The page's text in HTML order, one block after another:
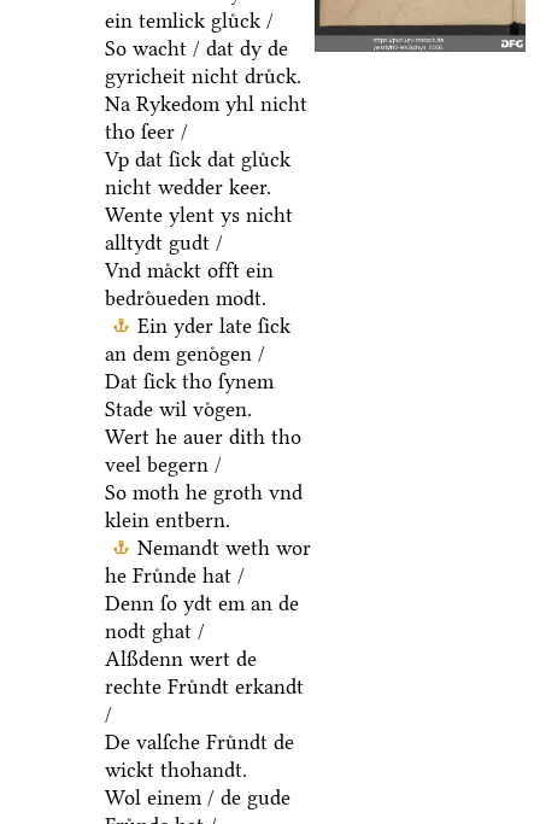
ein temlick gluͤck /
So wacht / dat dy de
gyricheit nicht druͤck.
Na Rykedom yhl nicht
tho ſeer /
Vp dat ſick dat gluͤck
nicht wedder keer.
Wente ylent ys nicht
alltydt gudt /
Vnd maͤckt offt ein
bedroͤueden modt.
Ein yder late ſick
an dem genoͤgen /
Dat ſick tho ſynem
Stade wil voͤgen.
Wert he auer dith tho
veel begern /
So moth he groth vnd
klein entbern.
Nemandt weth wor
he Fruͤnde hat /
Denn ſo ydt em an de
nodt ghat /
Alßdenn wert de
rechte Fruͤndt erkandt
/
De valſche Fruͤndt de
wickt thohandt.
Wol einem / de gude